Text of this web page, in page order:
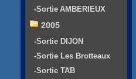
-Sortie AMBERIEUX
2005
-Sortie DIJON
-Sortie Les Brotteaux
-Sortie TAB